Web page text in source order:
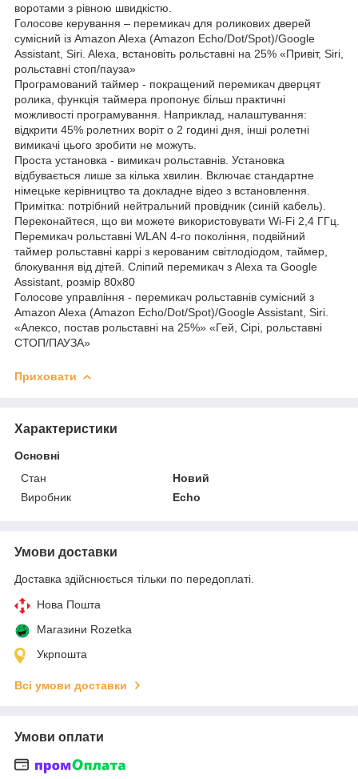
воротами з рівною швидкістю.
Голосове керування – перемикач для роликових дверей
сумісний із Amazon Alexa (Amazon Echo/Dot/Spot)/Google
Assistant, Siri. Alexa, встановіть рольставні на 25% «Привіт, Siri,
рольставні стоп/пауза»
Програмований таймер - покращений перемикач дверцят
ролика, функція таймера пропонує більш практичні
можливості програмування. Наприклад, налаштування:
відкрити 45% ролетних воріт о 2 годині дня, інші ролетні
вимикачі цього зробити не можуть.
Проста установка - вимикач рольставнів. Установка
відбувається лише за кілька хвилин. Включає стандартне
німецьке керівництво та докладне відео з встановлення.
Примітка: потрібний нейтральний провідник (синій кабель).
Переконайтеся, що ви можете використовувати Wi-Fi 2,4 ГГц.
Перемикач рольставні WLAN 4-го покоління, подвійний
таймер рольставні каррі з керованим світлодіодом, таймер,
блокування від дітей. Сліпий перемикач з Alexa та Google
Assistant, розмір 80x80
Голосове управління - перемикач рольставнів сумісний з
Amazon Alexa (Amazon Echo/Dot/Spot)/Google Assistant, Siri.
«Алексо, постав рольставні на 25%» «Гей, Сірі, рольставні
СТОП/ПАУЗА»
Приховати
Характеристики
Основні
Стан
Новий
Виробник
Echo
Умови доставки
Доставка здійснюється тільки по передоплаті.
Нова Пошта
Магазини Rozetka
Укрпошта
Всі умови доставки
Умови оплати